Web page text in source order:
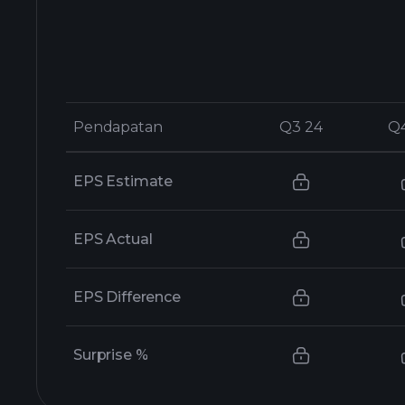
Pendapatan Q3 24
Pendapatan Q3 24
EPS Estimate
EPS Actual
EPS Difference
Surprise %